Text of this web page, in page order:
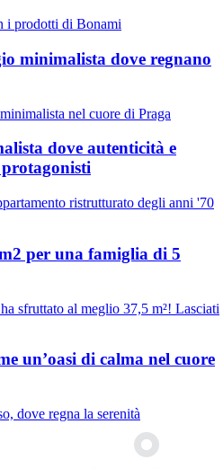
i prodotti di Bonami
minimalista dove regnano
nel cuore di Praga
dove autenticità e
ristrutturato degli anni '70
per una famiglia di 5
sfruttato al meglio 37,5 m²! Lasciati
un’oasi di calma nel cuore
dove regna la serenità